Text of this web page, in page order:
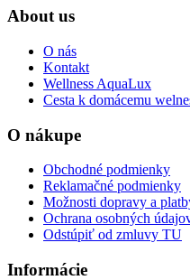
About us
O nás
Kontakt
Wellness AquaLux
Cesta k domácemu
O nákupe
Obchodné podmienky
Reklamačné podmienky
Možnosti dopravy a
Ochrana osobných
Odstúpiť od zmluvy TU
Informácie